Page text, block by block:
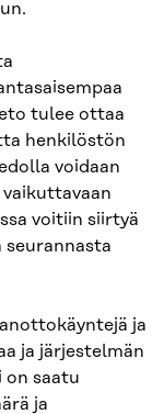
tulee ottaa
henkilöstön
voidaan
voitiin siirtyä
ja
ja järjestelmän
on saatu
ja